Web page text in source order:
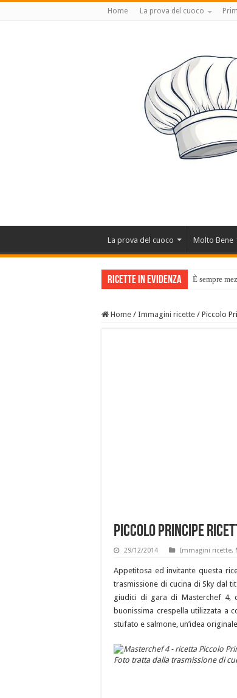
Home La prova del cuoco
La prova del cuoco Molto Bene
Ricette in evidenza È sempre
Home / Immagini ricette / Piccolo
Piccolo Principe
29/12/2014 Immagini ricette,
Appetitosa ed invitante questa
trasmissione di cucina di Sky dal
giudici di gara di Masterchef 4,
buonissima crespella utilizzata a
stufato e salmone, un’idea
Foto tratta dalla trasmissione di